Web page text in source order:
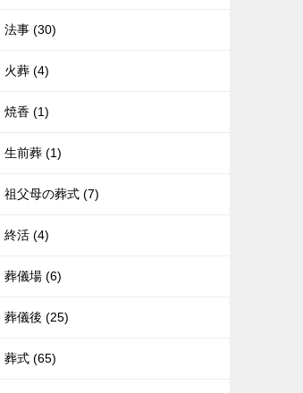
法事 (30)
火葬 (4)
焼香 (1)
生前葬 (1)
祖父母の葬式 (7)
終活 (4)
葬儀場 (6)
葬儀後 (25)
葬式 (65)